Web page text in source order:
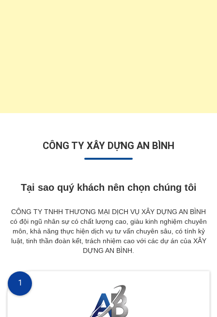
CÔNG TY XÂY DỰNG AN BÌNH
Tại sao quý khách nên chọn chúng tôi
CÔNG TY TNHH THƯƠNG MẠI DỊCH VỤ XÂY DỰNG AN BÌNH
có đội ngũ nhân sự có chất lượng cao, giàu kinh nghiệm chuyên
môn, khả năng thực hiện dịch vụ tư vấn chuyên sâu, có tính kỷ
luật, tinh thần đoàn kết, trách nhiệm cao với các dự án của XÂY
DỰNG AN BÌNH.
1